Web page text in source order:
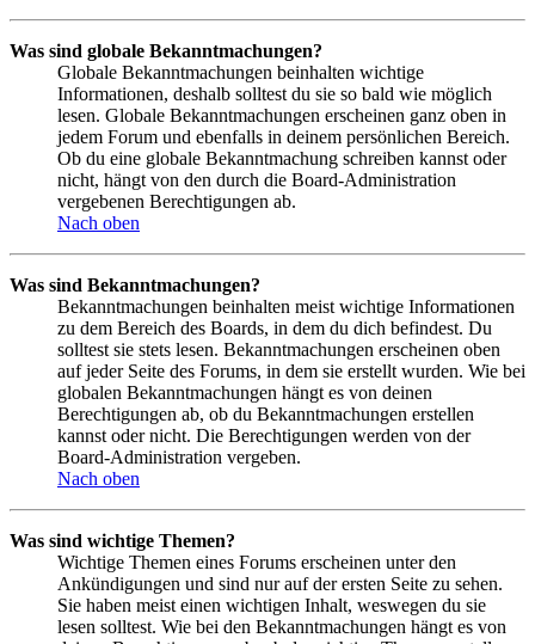
Was sind globale Bekanntmachungen?
Globale Bekanntmachungen beinhalten wichtige
Informationen, deshalb solltest du sie so bald wie möglich
lesen. Globale Bekanntmachungen erscheinen ganz oben in
jedem Forum und ebenfalls in deinem persönlichen Bereich.
Ob du eine globale Bekanntmachung schreiben kannst oder
nicht, hängt von den durch die Board-Administration
vergebenen Berechtigungen ab.
Nach oben
Was sind Bekanntmachungen?
Bekanntmachungen beinhalten meist wichtige Informationen
zu dem Bereich des Boards, in dem du dich befindest. Du
solltest sie stets lesen. Bekanntmachungen erscheinen oben
auf jeder Seite des Forums, in dem sie erstellt wurden. Wie bei
globalen Bekanntmachungen hängt es von deinen
Berechtigungen ab, ob du Bekanntmachungen erstellen
kannst oder nicht. Die Berechtigungen werden von der
Board-Administration vergeben.
Nach oben
Was sind wichtige Themen?
Wichtige Themen eines Forums erscheinen unter den
Ankündigungen und sind nur auf der ersten Seite zu sehen.
Sie haben meist einen wichtigen Inhalt, weswegen du sie
lesen solltest. Wie bei den Bekanntmachungen hängt es von